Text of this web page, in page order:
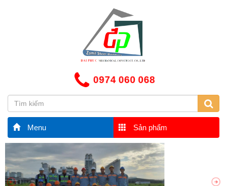
0974 060 068
Menu Sản phẩm